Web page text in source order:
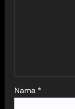
Nama *